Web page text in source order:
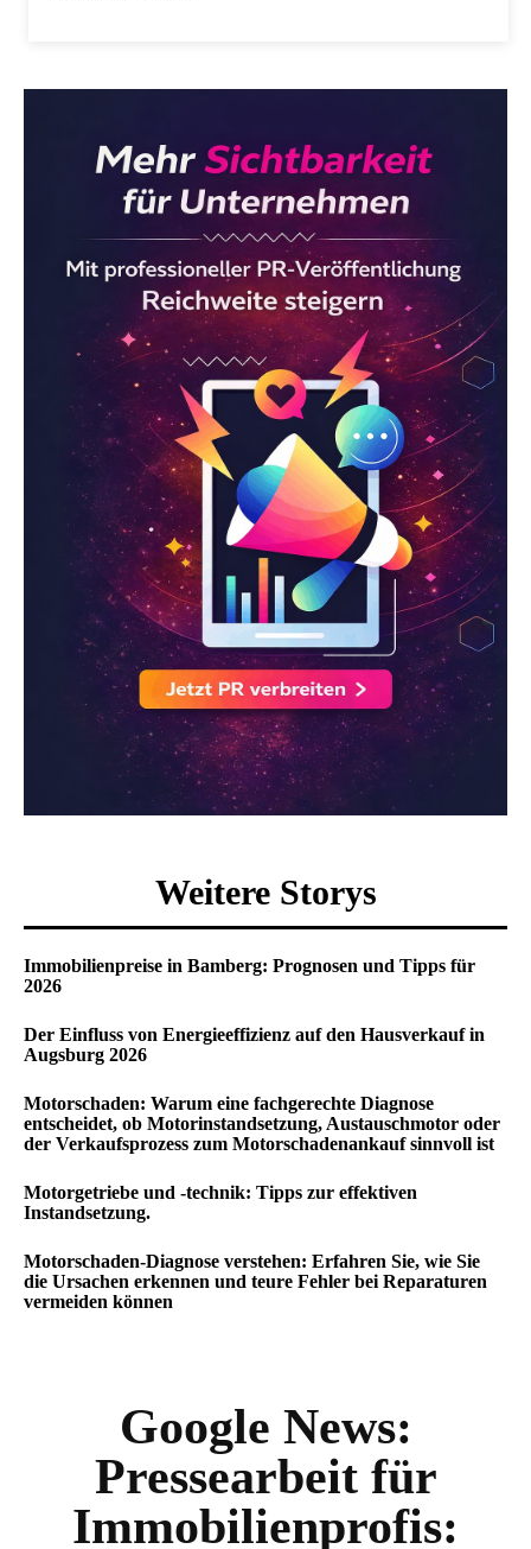
Weitere Storys
Immobilienpreise in Bamberg: Prognosen und Tipps für
2026
Der Einfluss von Energieeffizienz auf den Hausverkauf in
Augsburg 2026
Motorschaden: Warum eine fachgerechte Diagnose
entscheidet, ob Motorinstandsetzung, Austauschmotor oder
der Verkaufsprozess zum Motorschadenankauf sinnvoll ist
Motorgetriebe und -technik: Tipps zur effektiven
Instandsetzung.
Motorschaden-Diagnose verstehen: Erfahren Sie, wie Sie
die Ursachen erkennen und teure Fehler bei Reparaturen
vermeiden können
Google News:
Pressearbeit für
Immobilienprofis: